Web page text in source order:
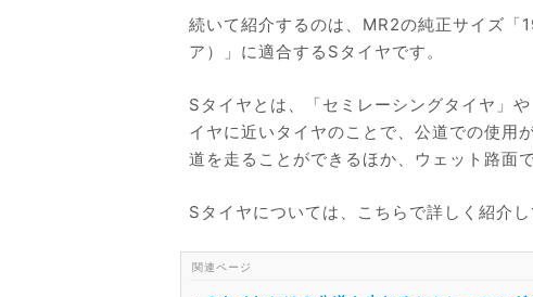
続いて紹介するのは、MR2の純正サイズ
ア）」に適合するSタイヤです。
Sタイヤとは、「セミレーシングタイヤ」
イヤに近いタイヤのことで、公道での使用
道を走ることができるほか、ウェット路面
Sタイヤについては、こちらで詳しく紹介